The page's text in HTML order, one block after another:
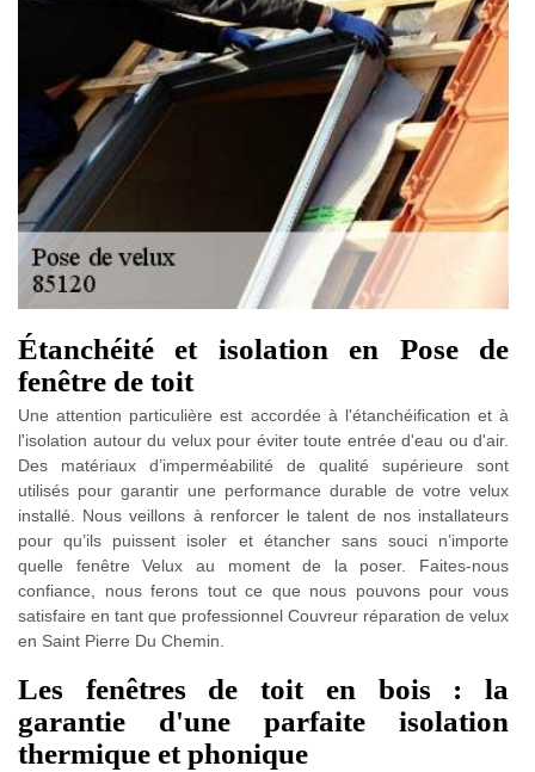
Étanchéité et isolation en Pose de
fenêtre de toit
Une attention particulière est accordée à l'étanchéification et à
l'isolation autour du velux pour éviter toute entrée d'eau ou d'air.
Des matériaux d’imperméabilité de qualité supérieure sont
utilisés pour garantir une performance durable de votre velux
installé. Nous veillons à renforcer le talent de nos installateurs
pour qu’ils puissent isoler et étancher sans souci n’importe
quelle fenêtre Velux au moment de la poser. Faites-nous
confiance, nous ferons tout ce que nous pouvons pour vous
satisfaire en tant que professionnel Couvreur réparation de velux
en Saint Pierre Du Chemin.
Les fenêtres de toit en bois : la
garantie d'une parfaite isolation
thermique et phonique